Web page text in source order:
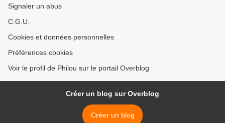
Signaler un abus
C.G.U.
Cookies et données personnelles
Préférences cookies
Voir le profil de Philou sur le portail Overblog
Créer un blog sur Overblog
Créer un blog